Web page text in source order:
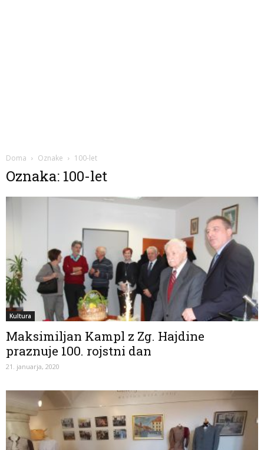
Doma Oznake 100-let
Oznaka: 100-let
Kultura
Maksimiljan Kampl z Zg. Hajdine
praznuje 100. rojstni dan
21. januarja, 2020